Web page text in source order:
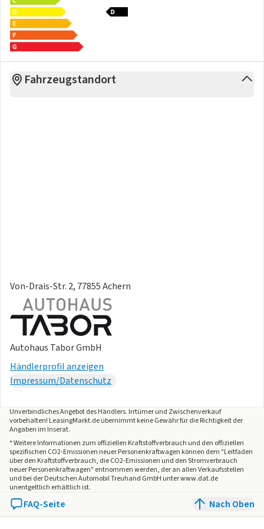
-Zone 2: 399 EUR
(BB, BER, BRE, HH, SACHS, SACHS-A, N-
SACHS, M-V, S-H)
- Die Lieferung erfolgt auf eigener Achse. E-Auto auf Anfrage.
Gerne berücksichtigen wir Ihre
Touchscreen, Außenspiegel elektr. anklappbar, Ein-Zonen-
Klimaautomatik, Fahrerassistenz-Paket, Fahrersitz manuell
verstellbar (4-Fach), Fahrmodusschalter, LM-Felgen 17",
Reifen 215/55 R17, Schadstoffarm nach Abgasnorm Euro 6e
(EU6 EA), Sitzbezug / Polsterung: Stoff, Fahrassistenz-
System: Pre-Collision-System (Fahrassistenz-System:
Abstandsregelung (Distance Alert, DA) / Fahrassistenz-
System: Auffahrwarnsystem), Mittelkonsole mit Armlehne
und 12V-Anschluß), Intelligent Protection System (IPS)
(Gurtstraffer / Warnanlage für Sicherheitsgurte hinten /
Warnanlage für Sicherheitsgurte vorn / Airbag
Beifahrerseite abschaltbar / Airbag Fahrer-/Beifahrerseite /
Kopf-Schulter-Airbag vorn und hinten / Seitenairbag vorn), 6
Lautsprecher, Ambiente-Beleuchtung vorn (LED),
Farbdisplay (12 Zoll), Innenspiegel mit Abblendautomatik,
Karosserie: 5-türig, Lendenwirbelstütze Sitz vorn links,
Fahrzeugstandort
Von-Drais-Str. 2, 77855 Achern
Autohaus Tabor GmbH
Händlerprofil anzeigen
Impressum/Datenschutz
Unverbindliches Angebot desHändlers. Irrtümer und Zwischenverkauf
vorbehalten! LeasingMarkt.de übernimmt keine Gewähr für die Richtigkeit der
Angaben im Inserat.
* Weitere Informationen zum offiziellen Kraftstoffverbrauch und den offiziellen
spezifischen CO2-Emissionen neuer Personenkraftwagen können dem "Leitfaden
über den Kraftstoffverbrauch, die CO2-Emissionen und den Stromverbrauch
neuer Personenkraftwagen" entnommen werden, der an allen Verkaufsstellen
und bei der Deutschen Automobil Treuhand GmbH unter www.dat.de
unentgeltlich erhältlich ist.
FAQ-Seite Nach Oben